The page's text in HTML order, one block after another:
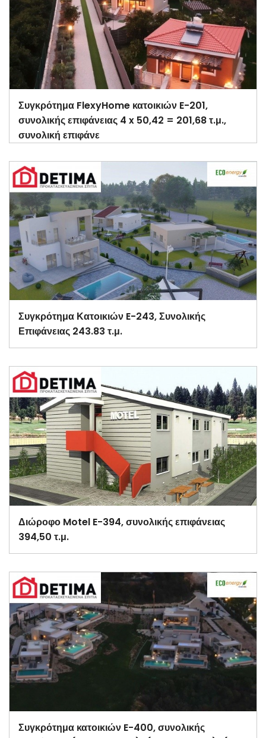
Συγκρότημα FlexyHome κατοικιών E-201,
συνολικής επιφάνειας 4 x 50,42 = 201,68 τ.μ.,
συνολική επιφάνε
Συγκρότημα Κατοικιών E-243, Συνολικής
Επιφάνειας 243.83 τ.μ.
Διώροφο Motel E-394, συνολικής επιφάνειας
394,50 τ.μ.
Συγκρότημα κατοικιών E-400, συνολικής